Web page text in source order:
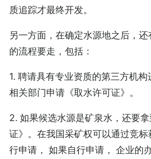
质追踪才最终开发。
另一方面，在确定水源地之后，
的流程要走，包括：
1. 聘请具有专业资质的第三方机构
相关部门申请《取水许可证》。
2. 如果候选水源是矿泉水，还要
证》。在我国采矿权可以通过竞标
行申请， 如果自行申请， 企业的